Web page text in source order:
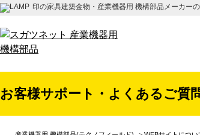
印の家具建築金物・産業機器用 機構部品メーカーの
お客様サポート・よくあるご質